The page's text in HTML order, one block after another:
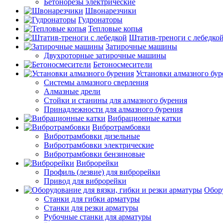
Бетонорезы электрические
Швонарезчики
Гудронаторы
Тепловые копья
Штатив-треноги с лебедкой
Затирочные машины
Двухроторные затирочные машины
Бетоносмесители
Установки алмазного
Системы алмазного сверления
Алмазные дрели
Стойки и станины для алмазного бурения
Принадлежности для алмазного бурения
Вибрационные катки
Вибротрамбовки
Вибротрамбовки дизельные
Вибротрамбовки электрические
Вибротрамбовки бензиновые
Виброрейки
Профиль (лезвие) для виброрейки
Привод для виброрейки
Станки для гибки арматуры
Станки для резки арматуры
Рубочные станки для арматуры